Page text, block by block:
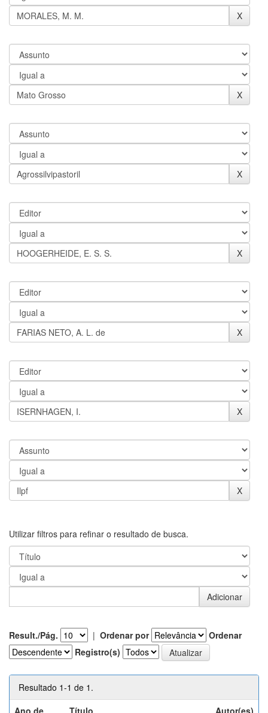
Utilizar filtros para refinar o resultado de busca.
Result./Pág. | Ordenar por
Ordenar
Registro(s)
Resultado 1-1 de 1.
Ano de
Título Autor(es)